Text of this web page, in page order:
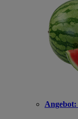
Angebot: